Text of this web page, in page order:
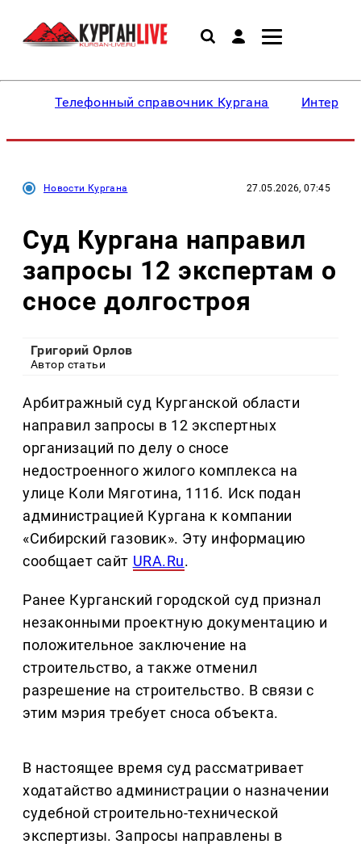
Телефонный справочник Кургана
Новости Кургана 27.05.2026, 07:45
Суд Кургана направил
запросы 12 экспертам о
сносе долгостроя
Григорий Орлов
Автор статьи
Арбитражный суд Курганской области
направил запросы в 12 экспертных
организаций по делу о сносе
недостроенного жилого комплекса на
улице Коли Мяготина, 111б. Иск подан
администрацией Кургана к компании
«Сибирский газовик». Эту информацию
сообщает сайт URA.Ru.
Ранее Курганский городской суд признал
незаконными проектную документацию и
положительное заключение на
строительство, а также отменил
разрешение на строительство. В связи с
этим мэрия требует сноса объекта.
В настоящее время суд рассматривает
ходатайство администрации о назначении
судебной строительно-технической
экспертизы. Запросы направлены в